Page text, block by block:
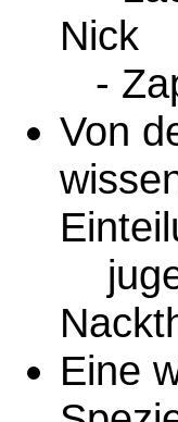
Nick
-
Von
Eine